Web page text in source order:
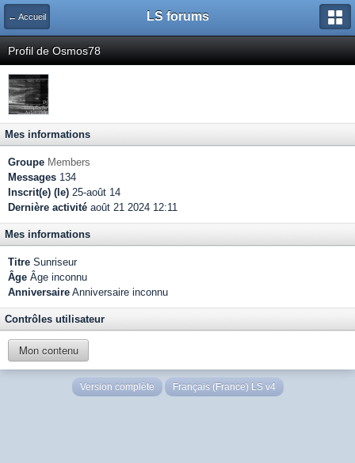
← Accueil LS forums
Profil de Osmos78
Mes informations
Groupe Members
Messages 134
Inscrit(e) (le) 25-août 14
Dernière activité août 21 2024 12:11
Mes informations
Titre Sunriseur
Âge Âge inconnu
Anniversaire Anniversaire inconnu
Contrôles utilisateur
Mon contenu
Version complète Français (France) LS v4